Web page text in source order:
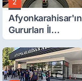
2
Afyonkarahisar'ın
Gururları İl
Müdürüyle
Buluştu